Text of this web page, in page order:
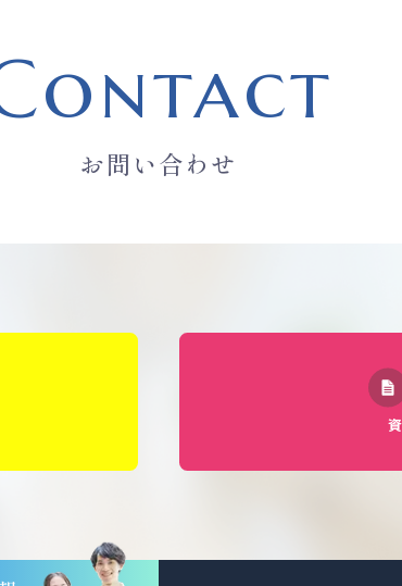
お問い合わせ